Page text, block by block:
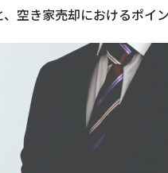
空き家売却におけるポイン